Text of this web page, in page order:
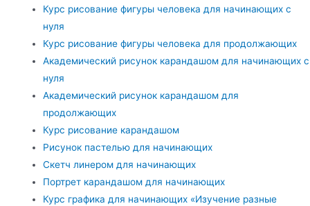
Курс рисование фигуры человека для начинающих с
нуля
Курс рисование фигуры человека для продолжающих
Академический рисунок карандашом для начинающих с
нуля
Академический рисунок карандашом для
продолжающих
Курс рисование карандашом
Рисунок пастелью для начинающих
Скетч линером для начинающих
Портрет карандашом для начинающих
Курс графика для начинающих «Изучение разные